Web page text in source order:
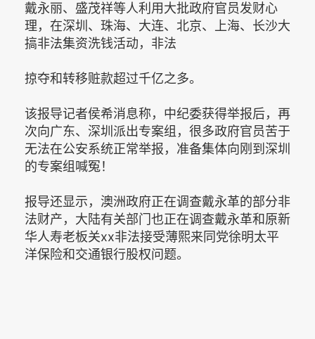
戴永丽、盛茂祥等人利用大批政府官员发财心
理，在深圳、珠海、大连、北京、上海、长沙大
搞非法集资洗钱活动，非法
掠夺和转移赃款超过千亿之多。
该报导记者侯希消息称，中纪委获得举报后，再
次向广东、深圳派出专案组，很多政府官员苦于
无法在公安系统正常举报，准备集体向刚到深圳
的专案组喊冤！
报导还显示，澳洲政府正在调查戴永革的部分非
法财产，大陆有关部门也正在调查戴永革和原新
华人寿老板关xx非法接受薄熙来同党徐明太平
洋保险和交通银行股权问题。